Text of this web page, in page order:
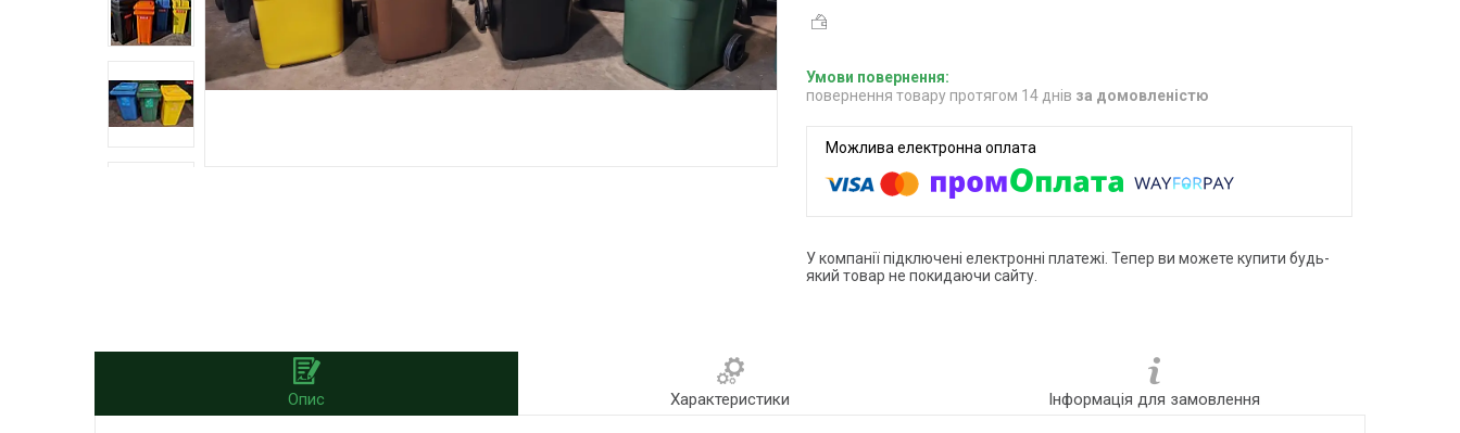
повернення товару протягом 14 днів за домовленістю
У компанії підключені електронні платежі. Тепер ви можете купити будь-
який товар не покидаючи сайту.
Опис Характеристики Інформація для замовлення